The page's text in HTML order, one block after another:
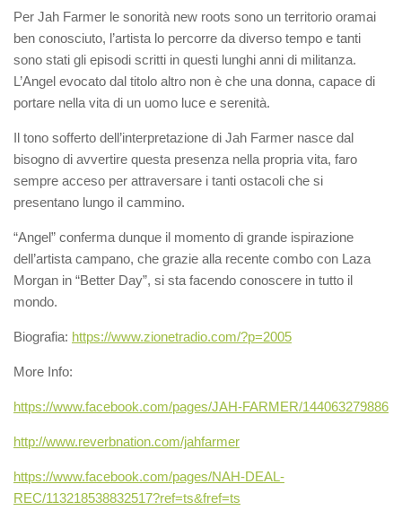
Per Jah Farmer le sonorità new roots sono un territorio oramai
ben conosciuto, l’artista lo percorre da diverso tempo e tanti
sono stati gli episodi scritti in questi lunghi anni di militanza.
L’Angel evocato dal titolo altro non è che una donna, capace di
portare nella vita di un uomo luce e serenità.
Il tono sofferto dell’interpretazione di Jah Farmer nasce dal
bisogno di avvertire questa presenza nella propria vita, faro
sempre acceso per attraversare i tanti ostacoli che si
presentano lungo il cammino.
“Angel” conferma dunque il momento di grande ispirazione
dell’artista campano, che grazie alla recente combo con Laza
Morgan in “Better Day”, si sta facendo conoscere in tutto il
mondo.
Biografia: https://www.zionetradio.com/?p=2005
More Info:
https://www.facebook.com/pages/JAH-FARMER/144063279886
http://www.reverbnation.com/jahfarmer
https://www.facebook.com/pages/NAH-DEAL-
REC/113218538832517?ref=ts&fref=ts